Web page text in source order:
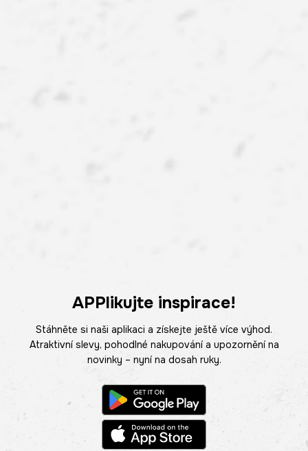
APPlikujte inspirace!
Stáhněte si naši aplikaci a získejte ještě více výhod.
Atraktivní slevy, pohodlné nakupování a upozornění na
novinky – nyní na dosah ruky.